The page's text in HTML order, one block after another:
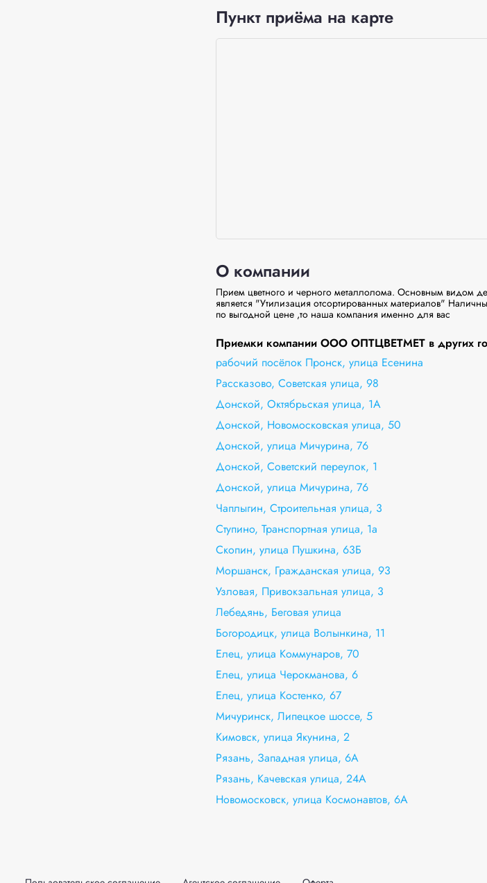
Пункт приёма на карте
О компании
Прием цветного и черного металлолома. Основным
является "Утилизация отсортированных материалов"
по выгодной цене ,то наша компания именно для вас
Приемки компании ООО ОПТЦВЕТМЕТ в других
рабочий посёлок Пронск, улица Есенина
Рассказово, Советская улица, 98
Донской, Октябрьская улица, 1А
Донской, Новомосковская улица, 50
Донской, улица Мичурина, 76
Донской, Советский переулок, 1
Донской, улица Мичурина, 76
Чаплыгин, Строительная улица, 3
Ступино, Транспортная улица, 1а
Скопин, улица Пушкина, 63Б
Моршанск, Гражданская улица, 93
Узловая, Привокзальная улица, 3
Лебедянь, Беговая улица
Богородицк, улица Волынкина, 11
Елец, улица Коммунаров, 70
Елец, улица Черокманова, 6
Елец, улица Костенко, 67
Мичуринск, Липецкое шоссе, 5
Кимовск, улица Якунина, 2
Рязань, Западная улица, 6А
Рязань, Качевская улица, 24А
Новомосковск, улица Космонавтов, 6А